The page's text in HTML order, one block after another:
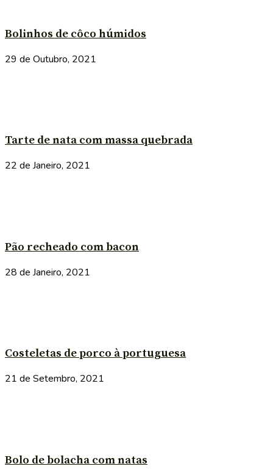
Bolinhos de côco húmidos
29 de Outubro, 2021
Tarte de nata com massa quebrada
22 de Janeiro, 2021
Pão recheado com bacon
28 de Janeiro, 2021
Costeletas de porco à portuguesa
21 de Setembro, 2021
Bolo de bolacha com natas